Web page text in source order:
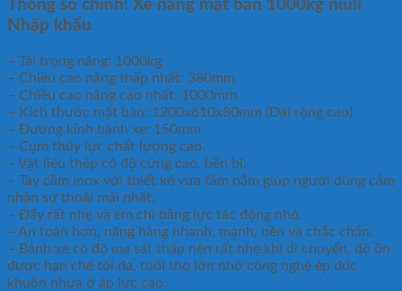
Thông số chính: Xe nâng mặt bàn 1000kg niuli
Nhập khẩu
– Tải trọng nâng: 1000kg
– Chiều cao nâng thấp nhất: 380mm
– Chiều cao nâng cao nhất: 1000mm
– Kích thước mặt bàn: 1200x610x80mm (Dài rộng cao)
– Đường kính bánh xe: 150mm
– Cụm thủy lực chất lượng cao.
– Vật liệu thép có độ cứng cao, bền bỉ.
– Tay cầm inox với thiết kế vừa tầm nắm giúp người dùng cảm
nhận sự thoải mái nhất.
– Đẩy rất nhẹ và êm chỉ bằng lực tác động nhỏ.
– An toàn hơn, nâng hàng nhanh, mạnh, bền và chắc chắn.
– Bánh xe có độ ma sát thấp nên rất nhẹ khi di chuyển, độ ồn
được hạn chế tối đa, tuổi thọ lớn nhờ công nghệ ép đúc
khuôn nhựa ở áp lực cao.